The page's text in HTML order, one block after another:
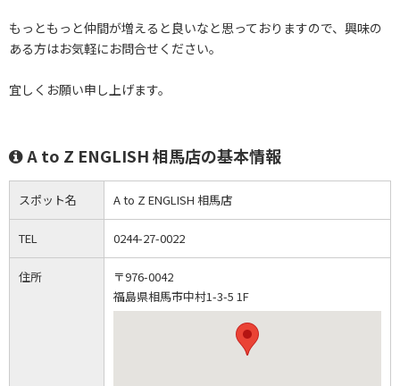
もっともっと仲間が増えると良いなと思っておりますので、興味の
ある方はお気軽にお問合せください。
宜しくお願い申し上げます。
A to Z ENGLISH 相馬店の基本情報
スポット名 A to Z ENGLISH 相馬店
TEL 0244-27-0022
住所
〒976-0042
福島県相馬市中村1-3-5 1F